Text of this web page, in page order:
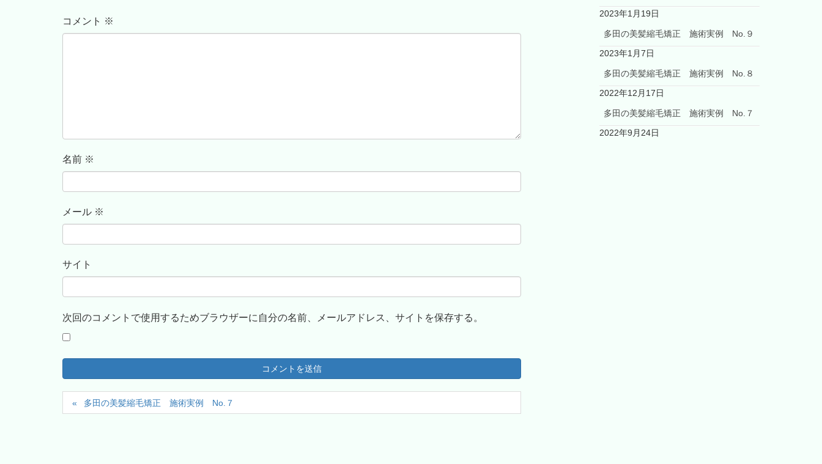
コメント ※
名前 ※
メール ※
サイト
次回のコメントで使用するためブラウザーに自分の名前、メールアドレス、サイトを保存する。
多田の美髪縮毛矯正 施術実例 No.７
2023年1月19日
多田の美髪縮毛矯正 施術実例 No.９
2023年1月7日
多田の美髪縮毛矯正 施術実例 No.８
2022年12月17日
多田の美髪縮毛矯正 施術実例 No.７
2022年9月24日